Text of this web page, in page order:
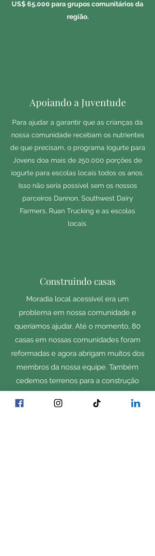
US$ 65.000 para grupos comunitários da
região.
Apoiando a Juventude
Para ajudar a garantir que as crianças da
nossa comunidade recebam os nutrientes
de que precisam, o programa Iogurte para
Jovens doa mais de 250.000 porções de
iogurte para escolas locais todos os anos.
Isso não seria possível sem os nossos
parceiros Dannon, Southwest Dairy
Farmers, Ruan Trucking e as escolas
locais.
Construindo casas
Moradia local acessível era um
problema em nossa comunidade e
queríamos ajudar. Até o momento, 80
casas em nossas comunidades foram
reformadas e agora abrigam muitos dos
membros da nossa equipe. Também
cedemos terrenos para a construção
Rexford e recebemos o Prêmio de